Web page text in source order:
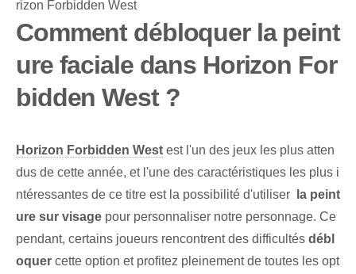
Comment débloquer la peint
ure faciale dans Horizon For
bidden West ?
Horizon Forbidden West est l'un des jeux les plus atten
dus de cette année, et l'une des caractéristiques les plus i
ntéressantes de ce titre est la possibilité d'utiliser ⁤
la peint
ure sur visage pour personnaliser notre personnage. Ce
pendant, certains joueurs rencontrent des difficultés débl
oquer cette option ⁣et profitez pleinement de toutes les ⁢opt